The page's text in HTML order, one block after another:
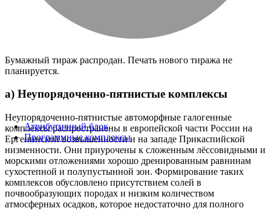
Атрибутивный блок
Программные комплексы
Бумажный тираж распродан. Печать нового тиража не
планируется.
а) Неупорядоченно-пятнистые комплексы
Неупорядоченно-пятнистые автоморфные галогенные
комплексы распространены в европейской части России на
Ергенинской возвышенности и на западе Прикаспийской
низменности. Они приурочены к сложенным лёссовидными и
морскими отложениями хорошо дренированным равнинам
сухостепной и полупустынной зон. Формирование таких
комплексов обусловлено присутствием солей в
почвообразующих породах и низким количеством
атмосферных осадков, которое недостаточно для полного